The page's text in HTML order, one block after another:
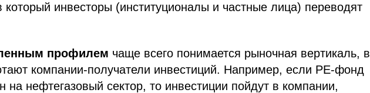
который инвесторы (институционалы и частные лица) переводят
профилем чаще всего понимается рыночная вертикаль, в
компании-получатели инвестиций. Например, если PE-фонд
на нефтегазовый сектор, то инвестиции пойдут в компании,